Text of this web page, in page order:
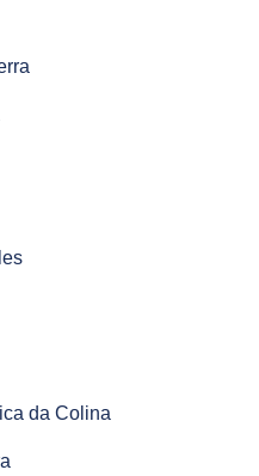
da Colina